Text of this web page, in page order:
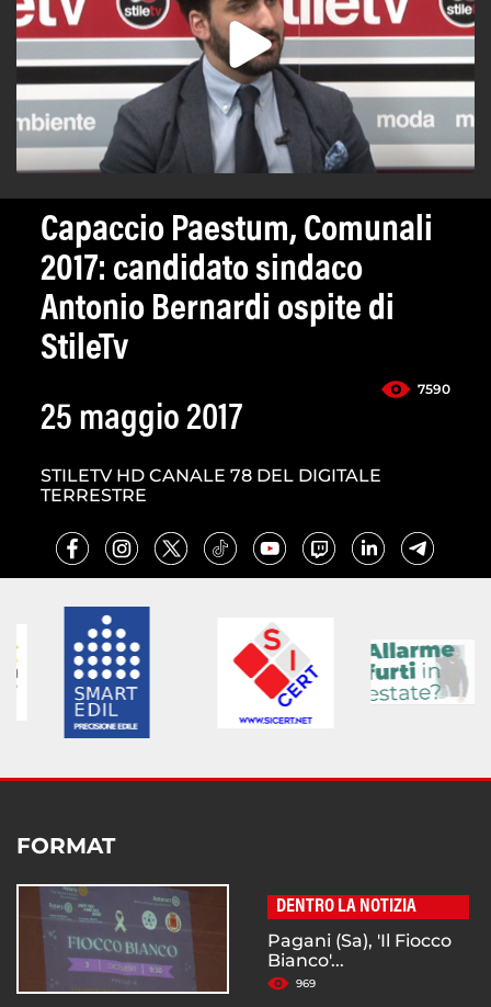
Capaccio Paestum, Comunali
2017: candidato sindaco
Antonio Bernardi ospite di
StileTv
7590
25 maggio 2017
STILETV HD CANALE 78 DEL DIGITALE
TERRESTRE
FORMAT
DENTRO LA NOTIZIA
Pagani (Sa), 'Il Fiocco
Bianco'...
969